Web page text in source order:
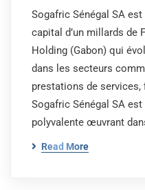
Sogafric Sénégal SA
capital d’un millards de
Holding (Gabon) qui
dans les secteurs
prestations de services,
Sogafric Sénégal SA
polyvalente œuvrant
Read More